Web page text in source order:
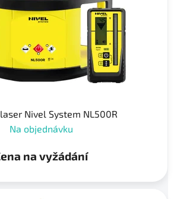
Nivel System NL500R
Na objednávku
na vyžádání